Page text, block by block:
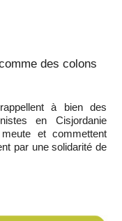
des colons
à bien des
en Cisjordanie
et commettent
par une solidarité de